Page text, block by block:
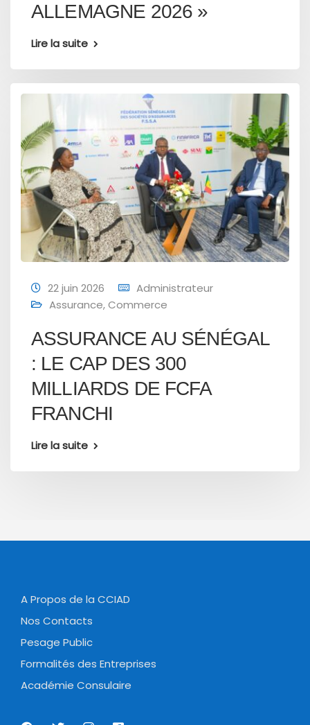
ALLEMAGNE 2026 »
Lire la suite
22 juin 2026
Administrateur
Assurance,Commerce
ASSURANCE AU SÉNÉGAL
: LE CAP DES 300
MILLIARDS DE FCFA
FRANCHI
Lire la suite
A Propos de la CCIAD
Nos Contacts
Pesage Public
Formalités des Entreprises
Académie Consulaire